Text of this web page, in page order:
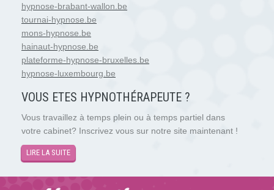
hypnose-brabant-wallon.be
tournai-hypnose.be
mons-hypnose.be
hainaut-hypnose.be
plateforme-hypnose-bruxelles.be
hypnose-luxembourg.be
VOUS ETES HYPNOTHÉRAPEUTE ?
Vous travaillez à temps plein ou à temps partiel dans
votre cabinet? Inscrivez vous sur notre site maintenant !
LIRE LA SUITE